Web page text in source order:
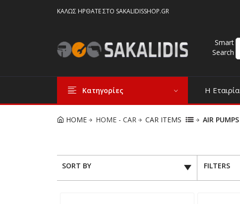
ΚΑΛΏΣ ΉΡΘΑΤΕ ΣΤΟ SAKALIDISSHOP.GR
Smart
Search
Κατηγορίες Η Εταιρία
HOME HOME - CAR CAR ITEMS AIR PUMPS
SORT BY FILTERS